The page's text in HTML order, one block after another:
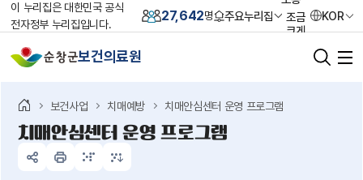
이 누리집은 대한민국 공식
전자정부 누리집입니다.
27,642명 주요누리집
조금
크게
KOR
보건의료원
보건사업 치매예방 치매안심센터 운영 프로그램
치매안심센터 운영 프로그램